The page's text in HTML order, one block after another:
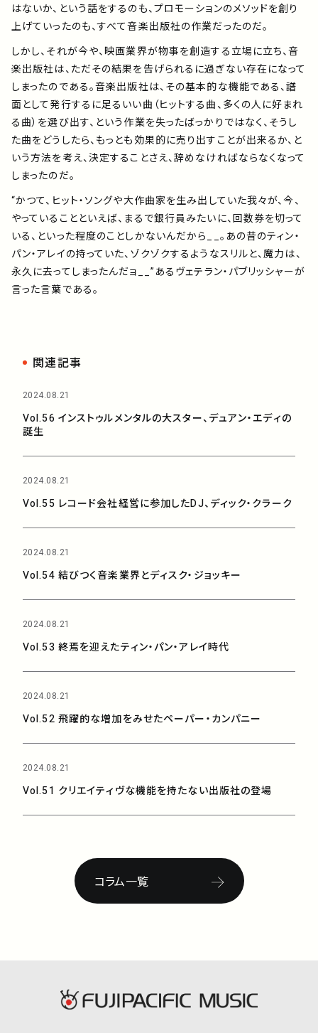
はないか、という話をするのも、プロモーションのメソッドを創り
上げていったのも、すべて音楽出版社の作業だったのだ。
しかし、それが今や、映画業界が物事を創造する立場に立ち、音
楽出版社は、ただその結果を告げられるに過ぎない存在になって
しまったのである。音楽出版社は、その基本的な機能である、譜
面として発行するに足るいい曲（ヒットする曲、多くの人に好まれ
る曲）を選び出す、という作業を失ったばっかりではなく、そうし
た曲をどうしたら、もっとも効果的に売り出すことが出来るか、と
いう方法を考え、決定することさえ、辞めなければならなくなって
しまったのだ。
“かつて、ヒット・ソングや大作曲家を生み出していた我々が、今、
やっていることといえば、まるで銀行員みたいに、回数券を切って
いる、といった程度のことしかないんだから__。あの昔のティン・
パン・アレイの持っていた、ゾクゾクするようなスリルと、魔力は、
永久に去ってしまったんだョ__”あるヴェテラン・パブリッシャーが
言った言葉である。
関連記事
2024.08.21
Vol.56 インストゥルメンタルの大スター、デュアン・エディの
誕生
2024.08.21
Vol.55 レコード会社経営に参加したDJ、ディック・クラーク
2024.08.21
Vol.54 結びつく音楽業界とディスク・ジョッキー
2024.08.21
Vol.53 終焉を迎えたティン・パン・アレイ時代
2024.08.21
Vol.52 飛躍的な増加をみせたペーパー・カンパニー
2024.08.21
Vol.51 クリエイティヴな機能を持たない出版社の登場
コラム一覧